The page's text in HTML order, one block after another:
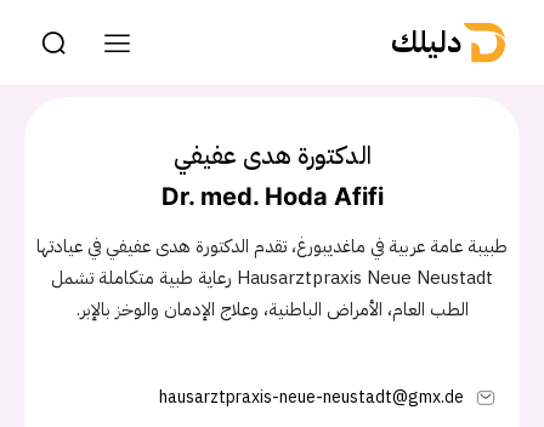
دليلك
الدكتورة هدى عفيفي
Dr. med. Hoda Afifi
طبيبة عامة عربية في ماغديبورغ، تقدم الدكتورة هدى عفيفي في عيادتها
Hausarztpraxis Neue Neustadt رعاية طبية متكاملة تشمل
الطب العام، الأمراض الباطنية، وعلاج الإدمان والوخز بالإبر.
hausarztpraxis-neue-neustadt@gmx.de